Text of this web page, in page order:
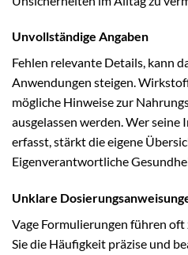
Unvollständige Angaben
Fehlen relevante Details, kann
Anwendungen steigen.
mögliche Hinweise zur
ausgelassen werden. Wer
erfasst, stärkt die eigene
Eigenverantwortliche
Unklare
Vage Formulierungen führen
Sie die Häufigkeit präzise und